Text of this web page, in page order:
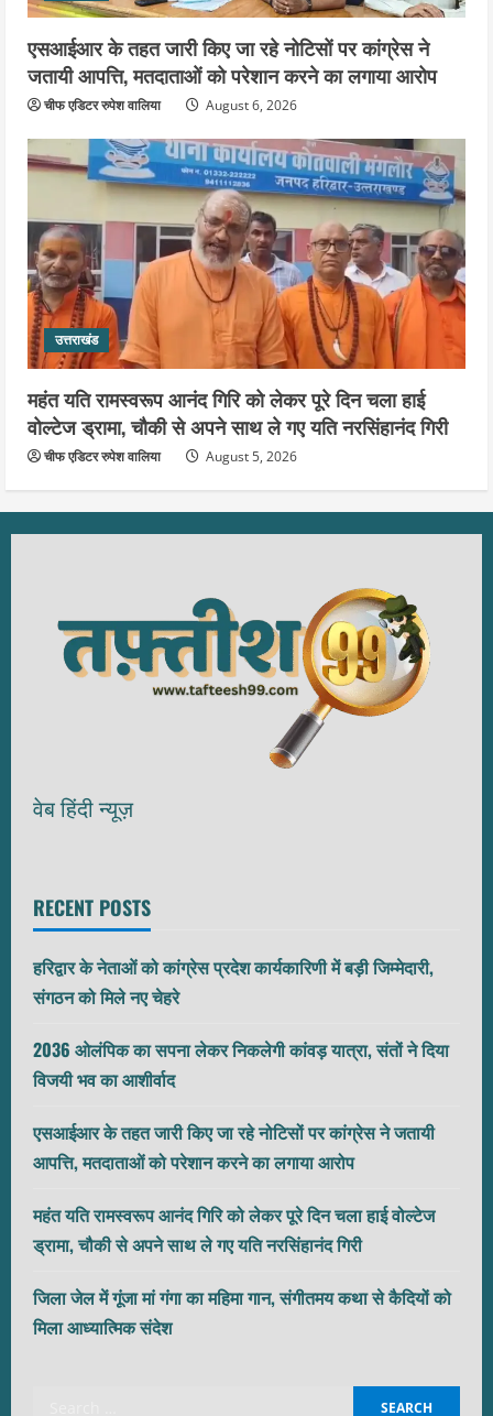
एसआईआर के तहत जारी किए जा रहे नोटिसों पर कांग्रेस ने
जतायी आपत्ति, मतदाताओं को परेशान करने का लगाया आरोप
चीफ एडिटर रुपेश वालिया August 6, 2026
उत्तराखंड
महंत यति रामस्वरूप आनंद गिरि को लेकर पूरे दिन चला हाई
वोल्टेज ड्रामा, चौकी से अपने साथ ले गए यति नरसिंहानंद गिरी
चीफ एडिटर रुपेश वालिया August 5, 2026
वेब हिंदी न्यूज़
RECENT POSTS
हरिद्वार के नेताओं को कांग्रेस प्रदेश कार्यकारिणी में बड़ी जिम्मेदारी,
संगठन को मिले नए चेहरे
2036 ओलंपिक का सपना लेकर निकलेगी कांवड़ यात्रा, संतों ने दिया
विजयी भव का आशीर्वाद
एसआईआर के तहत जारी किए जा रहे नोटिसों पर कांग्रेस ने जतायी
आपत्ति, मतदाताओं को परेशान करने का लगाया आरोप
महंत यति रामस्वरूप आनंद गिरि को लेकर पूरे दिन चला हाई वोल्टेज
ड्रामा, चौकी से अपने साथ ले गए यति नरसिंहानंद गिरी
जिला जेल में गूंजा मां गंगा का महिमा गान, संगीतमय कथा से कैदियों को
मिला आध्यात्मिक संदेश